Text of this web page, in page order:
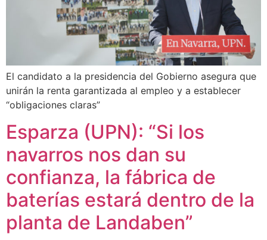
El candidato a la presidencia del Gobierno asegura que
unirán la renta garantizada al empleo y a establecer
“obligaciones claras”
Esparza (UPN): “Si los
navarros nos dan su
confianza, la fábrica de
baterías estará dentro de la
planta de Landaben”